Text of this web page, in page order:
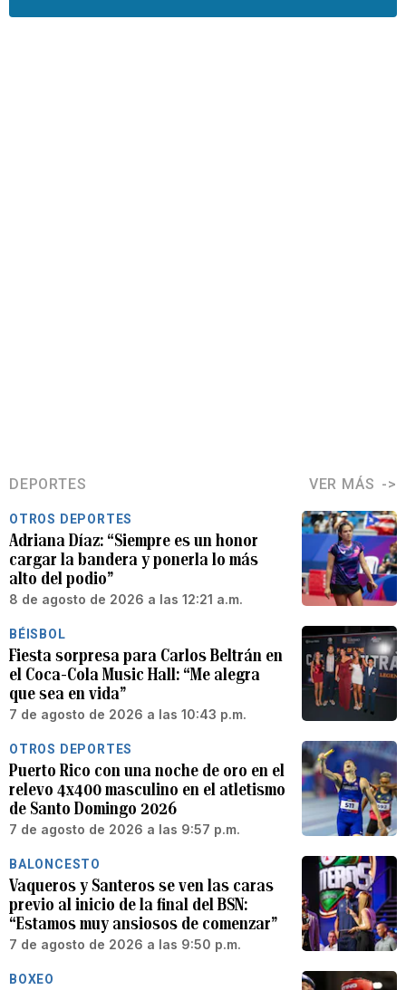
DEPORTES VER MÁS
OTROS DEPORTES
Adriana Díaz: “Siempre es un honor
cargar la bandera y ponerla lo más
alto del podio”
8 de agosto de 2026 a las 12:21 a.m.
BÉISBOL
Fiesta sorpresa para Carlos Beltrán en
el Coca-Cola Music Hall: “Me alegra
que sea en vida”
7 de agosto de 2026 a las 10:43 p.m.
OTROS DEPORTES
Puerto Rico con una noche de oro en el
relevo 4x400 masculino en el atletismo
de Santo Domingo 2026
7 de agosto de 2026 a las 9:57 p.m.
BALONCESTO
Vaqueros y Santeros se ven las caras
previo al inicio de la final del BSN:
“Estamos muy ansiosos de comenzar”
7 de agosto de 2026 a las 9:50 p.m.
BOXEO